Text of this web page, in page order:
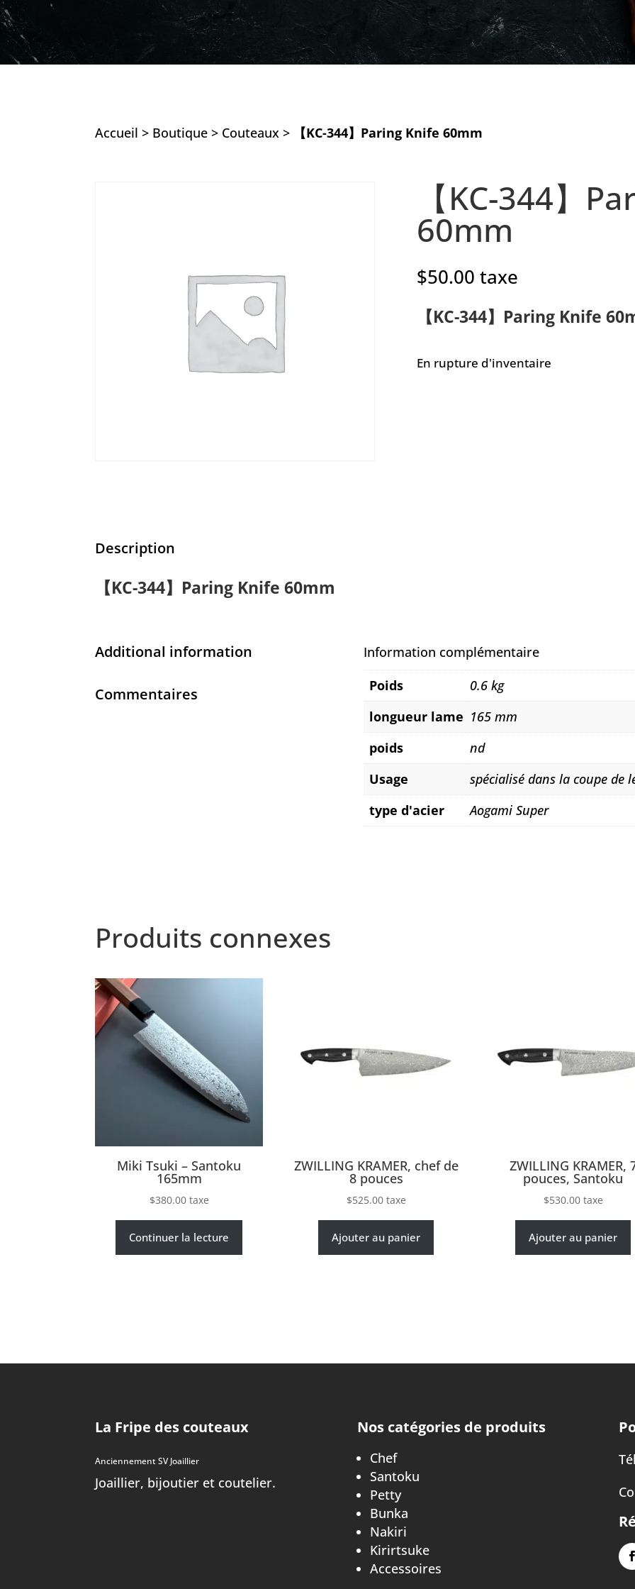
Accueil > Boutique > Couteaux > 【KC-344】Paring Knife 60mm
【KC-344】
60mm
$50.00 taxe
【KC-344】Paring Knife
En rupture d'inventaire
Description
【KC-344】Paring Knife 60mm
Additional information
Commentaires
Information complémentaire
Poids
0.6 kg
longueur lame 165 mm
poids
nd
Usage
spécialisé dans la coupe de
type d'acier
Aogami Super
Produits connexes
Miki Tsuki – Santoku
165mm
$380.00 taxe
Continuer la lecture
ZWILLING KRAMER, chef de
8 pouces
$525.00 taxe
Ajouter au panier
ZWILLING KRAMER,
pouces, Santoku
$530.00 taxe
Ajouter au panier
La Fripe des couteaux
Anciennement SV Joaillier
Joaillier, bijoutier et coutelier.
Nos catégories de produits
Chef
Santoku
Petty
Bunka
Nakiri
Kirirtsuke
Accessoires